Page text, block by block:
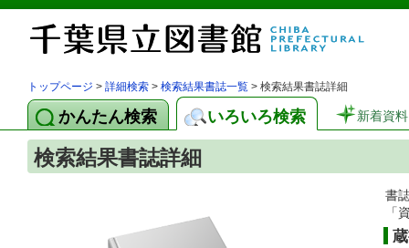
トップページ > 詳細検索 > 検索結果書誌一覧 > 検索結果書誌詳細
かんたん検索 いろいろ検索 新着資料
検索結果書誌詳細
書
「